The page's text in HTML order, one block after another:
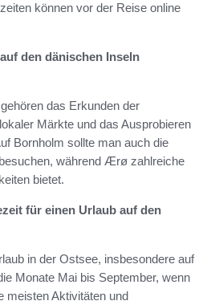
können vor der Reise online
den dänischen Inseln
das Erkunden der
Märkte und das Ausprobieren
Bornholm sollte man auch die
während Ærø zahlreiche
bietet.
für einen Urlaub auf den
in der Ostsee, insbesondere auf
Monate Mai bis September, wenn
meisten Aktivitäten und